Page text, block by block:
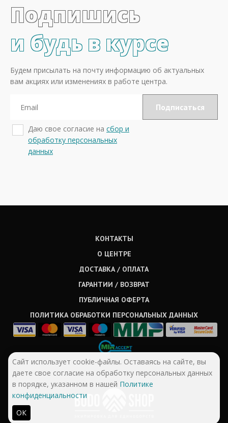
Подпишись
и будь в курсе
Будем присылать на почту информацию об актуальных
вам акциях или изменениях в работе центра.
Даю свое согласие на сбор и
обработку персональных
данных
КОНТАКТЫ
О ЦЕНТРЕ
ДОСТАВКА / ОПЛАТА
ГАРАНТИИ / ВОЗВРАТ
ПУБЛИЧНАЯ ОФЕРТА
ПОЛИТИКА ОБРАБОТКИ ПЕРСОНАЛЬНЫХ ДАННЫХ
Сайт использует cookie-файлы. Оставаясь на сайте, вы
даете свое согласие на обработку персональных данных
в порядке, указанном в нашей Политике
конфиденциальности
ОК